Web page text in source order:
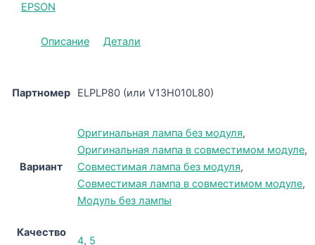
EPSON
Описание Детали
Партномер ELPLP80 (или V13H010L80)
Вариант
Оригинальная лампа без модуля,
Оригинальная лампа в совместимом модуле,
Совместимая лампа без модуля,
Совместимая лампа в совместимом модуле,
Модуль без лампы
Качество
4, 5